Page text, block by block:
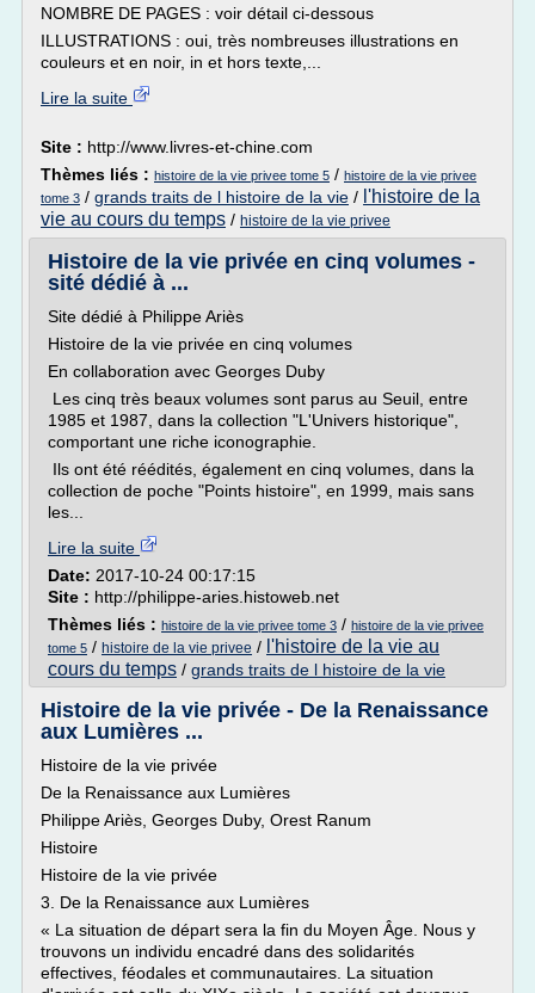
NOMBRE DE PAGES : voir détail ci-dessous
ILLUSTRATIONS : oui, très nombreuses illustrations en
couleurs et en noir, in et hors texte,...
Lire la suite
Site : http://www.livres-et-chine.com
Thèmes liés : histoire de la vie privee tome 5 / histoire de la vie privee
tome 3 / grands traits de l histoire de la vie / l'histoire de la
vie au cours du temps / histoire de la vie privee
Histoire de la vie privée en cinq volumes -
sité dédié à ...
Site dédié à Philippe Ariès
Histoire de la vie privée en cinq volumes
En collaboration avec Georges Duby
Les cinq très beaux volumes sont parus au Seuil, entre
1985 et 1987, dans la collection "L'Univers historique",
comportant une riche iconographie.
Ils ont été réédités, également en cinq volumes, dans la
collection de poche "Points histoire", en 1999, mais sans
les...
Lire la suite
Date: 2017-10-24 00:17:15
Site : http://philippe-aries.histoweb.net
Thèmes liés : histoire de la vie privee tome 3 / histoire de la vie privee
tome 5 / histoire de la vie privee / l'histoire de la vie au
cours du temps / grands traits de l histoire de la vie
Histoire de la vie privée - De la Renaissance
aux Lumières ...
Histoire de la vie privée
De la Renaissance aux Lumières
Philippe Ariès, Georges Duby, Orest Ranum
Histoire
Histoire de la vie privée
3. De la Renaissance aux Lumières
« La situation de départ sera la fin du Moyen Âge. Nous y
trouvons un individu encadré dans des solidarités
effectives, féodales et communautaires. La situation